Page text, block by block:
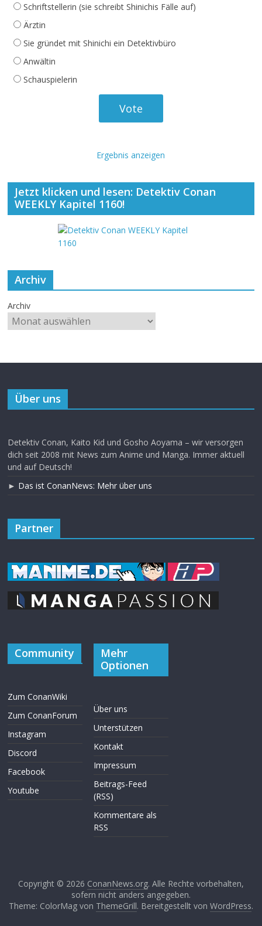
Schriftstellerin (sie schreibt Shinichis Fälle auf)
Ärztin
Sie gründet mit Shinichi ein Detektivbüro
Anwältin
Schauspielerin
Ergebnis anzeigen
Jetzt klicken und lesen: Detektiv Conan
WEEKLY Kapitel 1160!
Archiv
Archiv
Über uns
Detektiv Conan, Kaito Kid und Gosho Aoyama – wir versorgen
dich seit 2008 mit News zum Anime und Manga. Immer aktuell
und auf Deutsch!
► Das ist ConanNews: Mehr über uns
Partner
Community
Zum ConanWiki
Zum ConanForum
Instagram
Discord
Facebook
Youtube
Mehr
Optionen
Über uns
Unterstützen
Kontakt
Impressum
Beitrags-Feed
(RSS)
Kommentare als
RSS
Copyright © 2026 ConanNews.org. Alle Rechte vorbehalten,
sofern nicht anders angegeben.
Theme: ColorMag von ThemeGrill. Bereitgestellt von WordPress.